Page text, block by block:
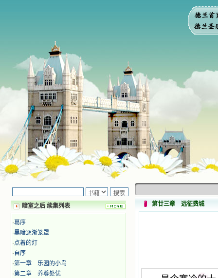
暗室之后 续集列表
·葛序
·黑暗逐渐笼罩
·点着的灯
· 自序
·第一章 乐园的小鸟
·第二章 养尊处优
第廿三章 远征费城